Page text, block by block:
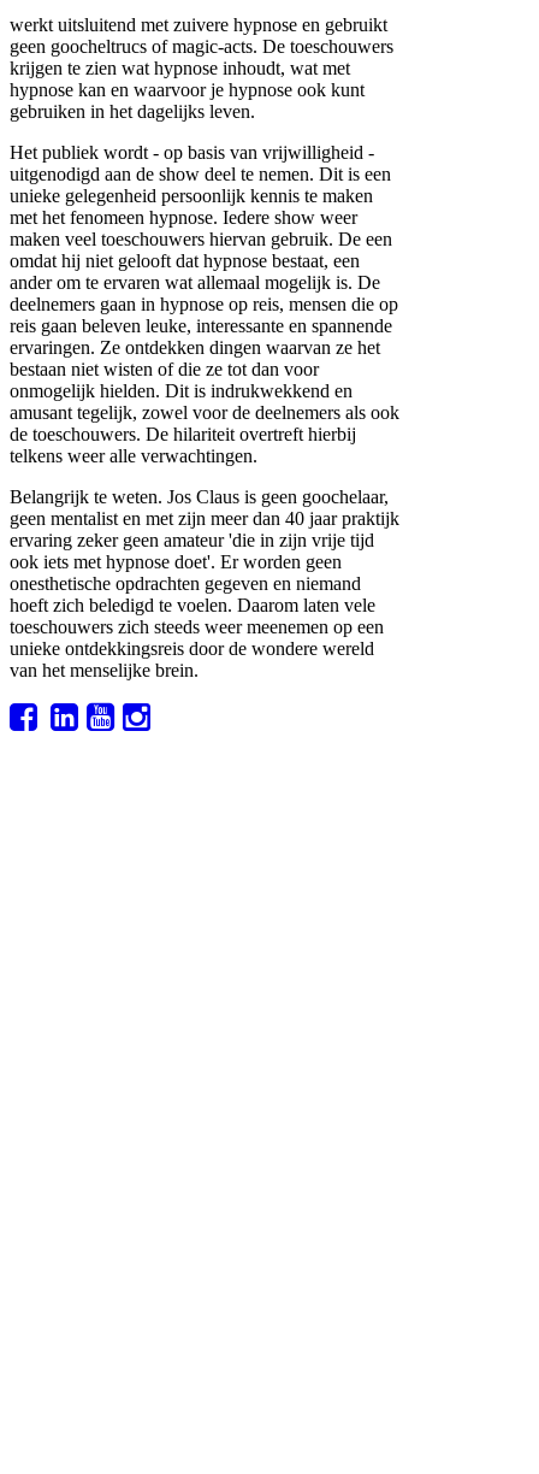
werkt uitsluitend met zuivere hypnose en gebruikt
geen goocheltrucs of magic-acts. De toeschouwers
krijgen te zien wat hypnose inhoudt, wat met
hypnose kan en waarvoor je hypnose ook kunt
gebruiken in het dagelijks leven.
Het publiek wordt - op basis van vrijwilligheid -
uitgenodigd aan de show deel te nemen. Dit is een
unieke gelegenheid persoonlijk kennis te maken
met het fenomeen hypnose. Iedere show weer
maken veel toeschouwers hiervan gebruik. De een
omdat hij niet gelooft dat hypnose bestaat, een
ander om te ervaren wat allemaal mogelijk is. De
deelnemers gaan in hypnose op reis, mensen die op
reis gaan beleven leuke, interessante en spannende
ervaringen. Ze ontdekken dingen waarvan ze het
bestaan niet wisten of die ze tot dan voor
onmogelijk hielden. Dit is indrukwekkend en
amusant tegelijk, zowel voor de deelnemers als ook
de toeschouwers. De hilariteit overtreft hierbij
telkens weer alle verwachtingen.
Belangrijk te weten. Jos Claus is geen goochelaar,
geen mentalist en met zijn meer dan 40 jaar praktijk
ervaring zeker geen amateur 'die in zijn vrije tijd
ook iets met hypnose doet'. Er worden geen
onesthetische opdrachten gegeven en niemand
hoeft zich beledigd te voelen. Daarom laten vele
toeschouwers zich steeds weer meenemen op een
unieke ontdekkingsreis door de wondere wereld
van het menselijke brein.